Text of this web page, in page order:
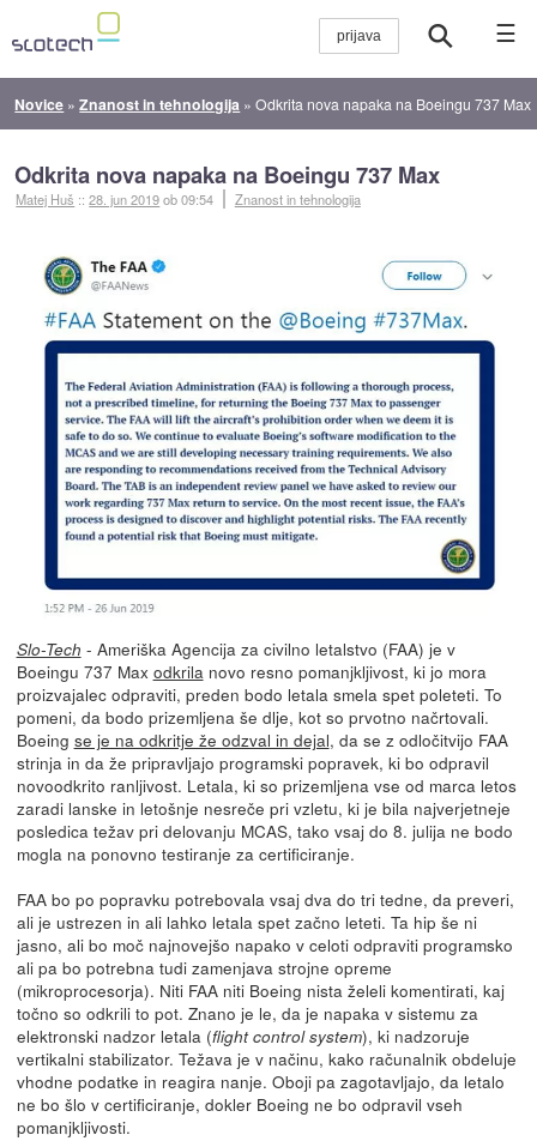
☰
Novice »Znanost in tehnologija »Odkrita nova napaka na Boeingu 737 Max
Odkrita nova napaka na Boeingu 737 Max
Matej Huš ::28. jun 2019ob 09:54 Znanost in tehnologija
Slo-Tech - Ameriška Agencija za civilno letalstvo (FAA) je v
Boeingu 737 Max odkrilanovo resno pomanjkljivost, ki jo mora
proizvajalec odpraviti, preden bodo letala smela spet poleteti. To
pomeni, da bodo prizemljena še dlje, kot so prvotno načrtovali.
Boeing se je na odkritje že odzval in dejal, da se z odločitvijo FAA
strinja in da že pripravljajo programski popravek, ki bo odpravil
novoodkrito ranljivost. Letala, ki so prizemljena vse od marca letos
zaradi lanske in letošnje nesreče pri vzletu, ki je bila najverjetneje
posledica težav pri delovanju MCAS, tako vsaj do 8. julija ne bodo
mogla na ponovno testiranje za certificiranje.
FAA bo po popravku potrebovala vsaj dva do tri tedne, da preveri,
ali je ustrezen in ali lahko letala spet začno leteti. Ta hip še ni
jasno, ali bo moč najnovejšo napako v celoti odpraviti programsko
ali pa bo potrebna tudi zamenjava strojne opreme
(mikroprocesorja). Niti FAA niti Boeing nista želeli komentirati, kaj
točno so odkrili to pot. Znano je le, da je napaka v sistemu za
elektronski nadzor letala (flight control system), ki nadzoruje
vertikalni stabilizator. Težava je v načinu, kako računalnik obdeluje
vhodne podatke in reagira nanje. Oboji pa zagotavljajo, da letalo
ne bo šlo v certificiranje, dokler Boeing ne bo odpravil vseh
pomanjkljivosti.